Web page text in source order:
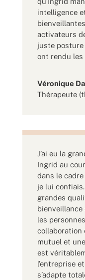
intelligence
activateurs
juste
ont rendu les
Véronique
Thérapeute
J’ai eu la
Ingrid au
dans le
je lui
grandes
les
collaboration
mutuel et
est
l’entreprise
s’adapte